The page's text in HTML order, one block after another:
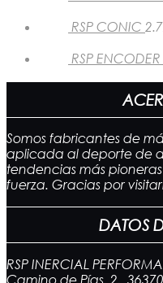
RSP CONIC
RSP ENCODER
Somos fabricantes de
aplicada al deporte de
tendencias más
fuerza. Gracias por
DATOS
RSP INERCIAL
Camino de Pías, 2.